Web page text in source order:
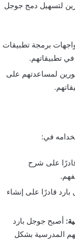
لتسهيل دمج جوجل
برمجة تطبيقات
تطبيقاتهم.
لمساعدتهم على
في:
على شرح
قادرًا على إنشاء
أصبح جوجل بارد
المدرسية بشكل